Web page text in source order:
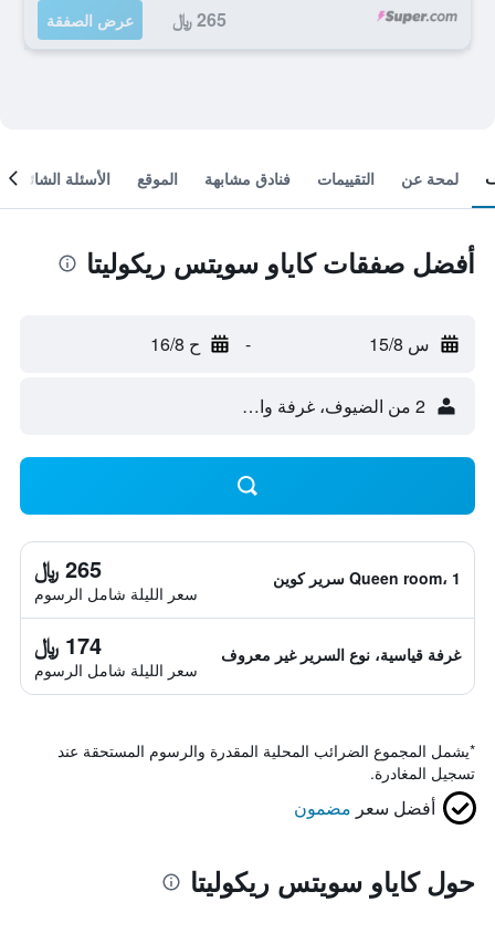
265 ﷼ عرض الصفقة
لمحة عن التقييمات فنادق مشابهة الموقع الأسئلة الشائعة
أفضل صفقات كاياو سويتس ريكوليتا
س 15/8 - ح 16/8
2 من الضيوف، غرفة واحدة
Queen room، 1 سرير كوين 265 ﷼
سعر الليلة شامل الرسوم
غرفة قياسية، نوع السرير غير معروف 174 ﷼
سعر الليلة شامل الرسوم
*يشمل المجموع الضرائب المحلية المقدرة والرسوم المستحقة عند
تسجيل المغادرة.
أفضل سعر مضمون
حول كاياو سويتس ريكوليتا